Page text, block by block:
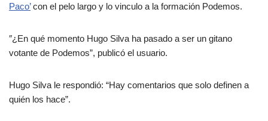
Paco’con el pelo largo y lo vinculo a la formación Podemos.
″¿En qué momento Hugo Silva ha pasado a ser un gitano
votante de Podemos”, publicó el usuario.
Hugo Silva le respondió: “Hay comentarios que solo definen a
quién los hace”.